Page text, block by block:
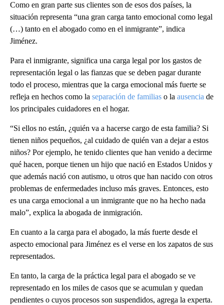
Como en gran parte sus clientes son de esos dos países, la
situación representa “una gran carga tanto emocional como legal
(…) tanto en el abogado como en el inmigrante”, indica
Jiménez.
Para el inmigrante, significa una carga legal por los gastos de
representación legal o las fianzas que se deben pagar durante
todo el proceso, mientras que la carga emocional más fuerte se
refleja en hechos como la separación de familias o la ausencia de
los principales cuidadores en el hogar.
“Si ellos no están, ¿quién va a hacerse cargo de esta familia? Si
tienen niños pequeños, ¿al cuidado de quién van a dejar a estos
niños? Por ejemplo, he tenido clientes que han venido a decirme
qué hacen, porque tienen un hijo que nació en Estados Unidos y
que además nació con autismo, u otros que han nacido con otros
problemas de enfermedades incluso más graves. Entonces, esto
es una carga emocional a un inmigrante que no ha hecho nada
malo”, explica la abogada de inmigración.
En cuanto a la carga para el abogado, la más fuerte desde el
aspecto emocional para Jiménez es el verse en los zapatos de sus
representados.
En tanto, la carga de la práctica legal para el abogado se ve
representado en los miles de casos que se acumulan y quedan
pendientes o cuyos procesos son suspendidos, agrega la experta.